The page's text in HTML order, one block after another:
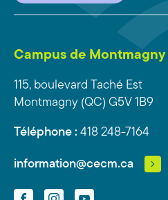
Campus de Montmagny
115, boulevard Taché Est
Montmagny (QC) G5V 1B9
Téléphone : 418 248-7164
information@cecm.ca
FacebookInstagramYouTube